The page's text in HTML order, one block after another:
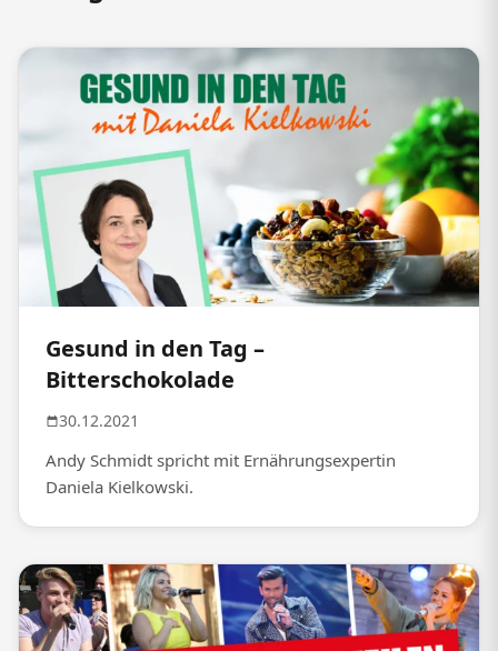
Gesund in den Tag –
Bitterschokolade
30.12.2021
Andy Schmidt spricht mit Ernährungsexpertin
Daniela Kielkowski.